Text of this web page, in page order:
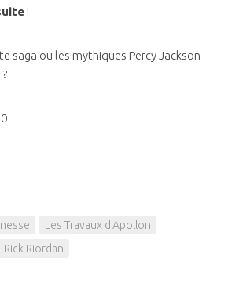
!
saga ou les mythiques Percy Jackson
Les Travaux d'Apollon
Rick Riordan